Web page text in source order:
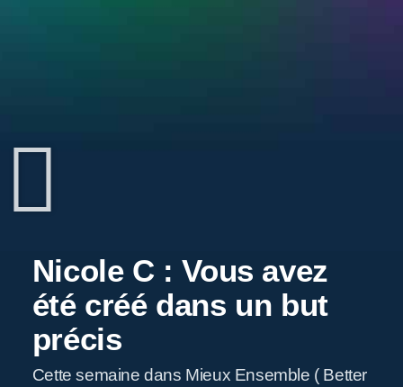
Nicole C : Vous avez
été créé dans un but
précis
Cette semaine dans Mieux Ensemble ( Better